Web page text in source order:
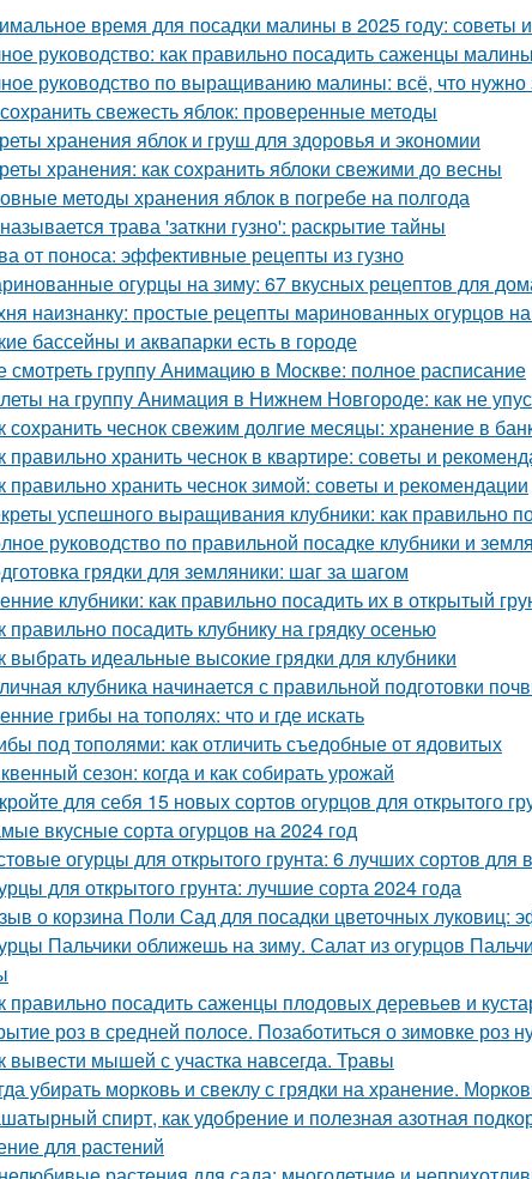
время для посадки малины в 2025 году: советы
руководство: как правильно посадить саженцы
руководство по выращиванию малины: всё, что нужно
свежесть яблок: проверенные методы
хранения яблок и груш для здоровья и экономии
хранения: как сохранить яблоки свежими до весны
методы хранения яблок в погребе на полгода
трава 'заткни гузно': раскрытие тайны
от поноса: эффективные рецепты из гузно
огурцы на зиму: 67 вкусных рецептов для
наизнанку: простые рецепты маринованных огурцов
бассейны и аквапарки есть в городе
смотреть группу Анимацию в Москве: полное расписание
на группу Анимация в Нижнем Новгороде: как не
сохранить чеснок свежим долгие месяцы: хранение в
правильно хранить чеснок в квартире: советы и
правильно хранить чеснок зимой: советы и рекомендации
успешного выращивания клубники: как правильно
руководство по правильной посадке клубники и
грядки для земляники: шаг за шагом
клубники: как правильно посадить их в открытый
правильно посадить клубнику на грядку осенью
выбрать идеальные высокие грядки для клубники
клубника начинается с правильной подготовки
грибы на тополях: что и где искать
под тополями: как отличить съедобные от ядовитых
сезон: когда и как собирать урожай
для себя 15 новых сортов огурцов для открытого
вкусные сорта огурцов на 2024 год
огурцы для открытого грунта: 6 лучших сортов для
для открытого грунта: лучшие сорта 2024 года
о корзина Поли Сад для посадки цветочных луковиц:
Пальчики оближешь на зиму. Салат из огурцов
правильно посадить саженцы плодовых деревьев и
роз в средней полосе. Позаботиться о зимовке роз
вывести мышей с участка навсегда. Травы
убирать морковь и свеклу с грядки на хранение.
спирт, как удобрение и полезная азотная
для растений